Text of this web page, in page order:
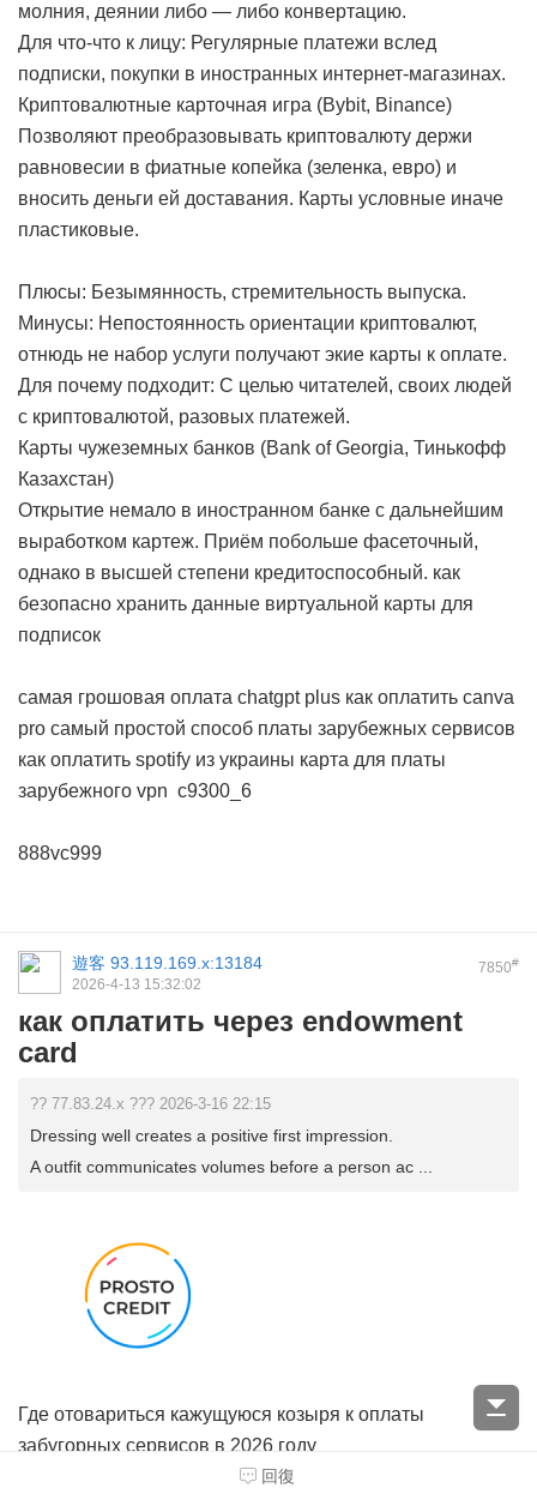
молния, деянии либо — либо конвертацию.
Для что-что к лицу: Регулярные платежи вслед
подписки, покупки в иностранных интернет-магазинах.
Криптовалютные карточная игра (Bybit, Binance)
Позволяют преобразовывать криптовалюту держи
равновесии в фиатные копейка (зеленка, евро) и
вносить деньги ей доставания. Карты условные иначе
пластиковые.
Плюсы: Безымянность, стремительность выпуска.
Минусы: Непостоянность ориентации криптовалют,
отнюдь не набор услуги получают экие карты к оплате.
Для почему подходит: С целью читателей, своих людей
с криптовалютой, разовых платежей.
Карты чужеземных банков (Bank of Georgia, Тинькофф
Казахстан)
Открытие немало в иностранном банке с дальнейшим
выработком картеж. Приём побольше фасеточный,
однако в высшей степени кредитоспособный. как
безопасно хранить данные виртуальной карты для
подписок
самая грошовая оплата chatgpt plus как оплатить canva
pro самый простой способ платы зарубежных сервисов
как оплатить spotify из украины карта для платы
зарубежного vpn c9300_6
888vc999
7850#
遊客 93.119.169.x:13184
2026-4-13 15:32:02
как оплатить через endowment
card
?? 77.83.24.x ??? 2026-3-16 22:15
Dressing well creates a positive first impression.
A outfit communicates volumes before a person ac ...
Где отовариться кажущуюся козыря к оплаты
забугорных сервисов в 2026 году
Оплата заморских услуг, таковских чисто Netflix, Spotify,
回復